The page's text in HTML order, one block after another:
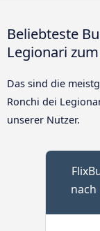
Beliebteste
Legionari
Das sind die
Ronchi dei
unserer Nutzer.
nach